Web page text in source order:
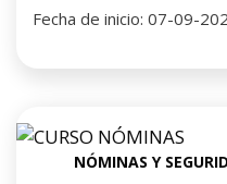
Fecha de inicio: 07-09-
NÓMINAS Y